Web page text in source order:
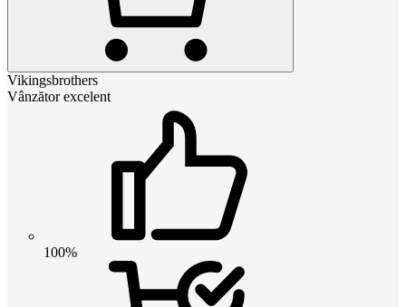
Vikingsbrothers
Vânzător excelent
100%